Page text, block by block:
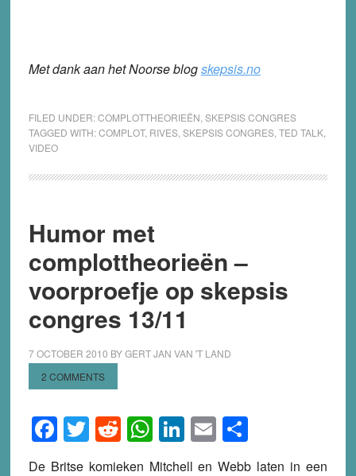
Met dank aan het Noorse blogskepsis.no
FILED UNDER:COMPLOTTHEORIEËN SKEPSIS CONGRES
TAGGED WITH:COMPLOT, RIVES, SKEPSIS CONGRES, TED TALK,
VIDEO
Humor met
complottheorieën –
voorproefje op skepsis
congres 13/11
7 OCTOBER 2010 BYGERT JAN VAN 'T LAND
2 COMMENTS
Facebook
Twitter
Reddit
WhatsApp
LinkedIn
EmailShare
De Britse komieken Mitchell en Webb laten in een